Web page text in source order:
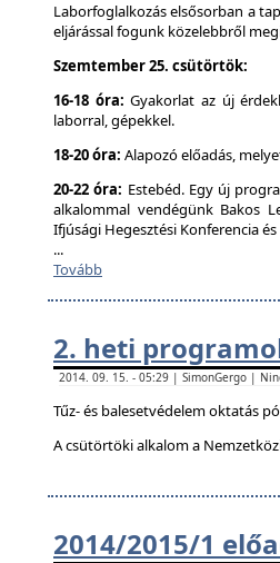
Laborfoglalkozás elsősorban a
eljárással fogunk közelebbről
Szemtember 25. csütörtök:
16-18 óra: Gyakorlat az új
laborral, gépekkel.
18-20 óra: Alapozó előadás,
20-22 óra: Estebéd. Egy új
alkalommal vendégünk Bakos
Ifjúsági Hegesztési Konferencia
...
Tovább
2. heti
2014. 09. 15. - 05:29 | SimonGergo |
Tűz- és balesetvédelem oktatás
A csütörtöki alkalom a
2014/2015/1